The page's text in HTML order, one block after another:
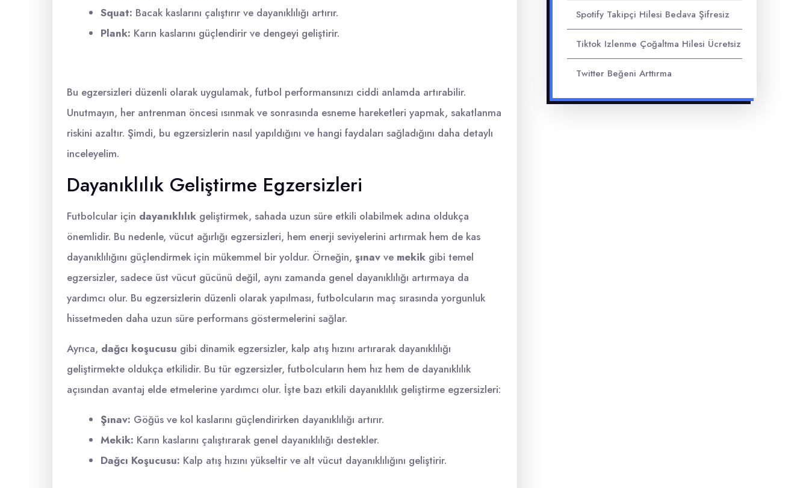
Squat: Bacak kaslarını çalıştırır ve dayanıklılığı artırır.
Plank: Karın kaslarını güçlendirir ve dengeyi geliştirir.
Bu egzersizleri düzenli olarak uygulamak, futbol performansınızı ciddi anlamda artırabilir.
Unutmayın, her antrenman öncesi ısınmak ve sonrasında esneme hareketleri yapmak, sakatlanma
riskini azaltır. Şimdi, bu egzersizlerin nasıl yapıldığını ve hangi faydaları sağladığını daha detaylı
inceleyelim.
Dayanıklılık Geliştirme Egzersizleri
Futbolcular için dayanıklılık geliştirmek, sahada uzun süre etkili olabilmek adına oldukça
önemlidir. Bu nedenle, vücut ağırlığı egzersizleri, hem enerji seviyelerini artırmak hem de kas
dayanıklılığını güçlendirmek için mükemmel bir yoldur. Örneğin, şınav ve mekik gibi temel
egzersizler, sadece üst vücut gücünü değil, aynı zamanda genel dayanıklılığı artırmaya da
yardımcı olur. Bu egzersizlerin düzenli olarak yapılması, futbolcuların maç sırasında yorgunluk
hissetmeden daha uzun süre performans göstermelerini sağlar.
Ayrıca, dağcı koşucusu gibi dinamik egzersizler, kalp atış hızını artırarak dayanıklılığı
geliştirmekte oldukça etkilidir. Bu tür egzersizler, futbolcuların hem hız hem de dayanıklılık
açısından avantaj elde etmelerine yardımcı olur. İşte bazı etkili dayanıklılık geliştirme egzersizleri:
Şınav: Göğüs ve kol kaslarını güçlendirirken dayanıklılığı artırır.
Mekik: Karın kaslarını çalıştırarak genel dayanıklılığı destekler.
Dağcı Koşucusu: Kalp atış hızını yükseltir ve alt vücut dayanıklılığını geliştirir.
Spotify Takipçi Hilesi Bedava Şifresiz
Tiktok Izlenme Çoğaltma Hilesi Ücretsiz
Twitter Beğeni Arttırma